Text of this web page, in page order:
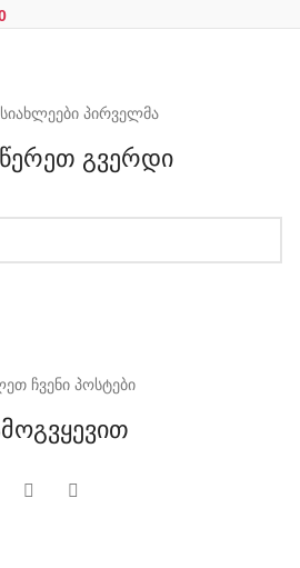
პირველმა
გვერდი
ჩვენი პოსტები